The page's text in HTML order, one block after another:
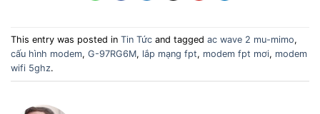
This entry was posted in Tin Tức and tagged ac wave 2 mu-mimo,
cấu hình modem, G-97RG6M, lắp mạng fpt, modem fpt mơi, modem
wifi 5ghz.